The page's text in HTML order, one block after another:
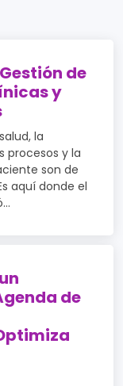
de
y
la
procesos y la
son de
aquí donde el
de